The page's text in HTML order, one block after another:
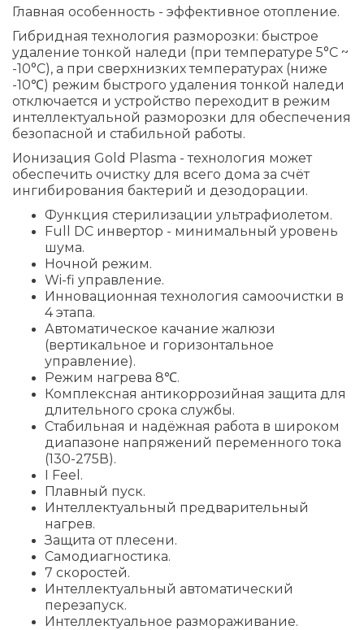
Главная особенность - эффективное отопление.
Гибридная технология разморозки: быстрое
удаление тонкой наледи (при температуре 5°C ~
-10°C), а при сверхнизких температурах (ниже
-10℃) режим быстрого удаления тонкой наледи
отключается и устройство переходит в режим
интеллектуальной разморозки для обеспечения
безопасной и стабильной работы.
Ионизация Gold Plasma - технология может
обеспечить очистку для всего дома за счёт
ингибирования бактерий и дезодорации.
Функция стерилизации ультрафиолетом.
Full DC инвертор - минимальный уровень
шума.
Ночной режим.
Wi-fi управление.
Инновационная технология самоочистки в
4 этапа.
Автоматическое качание жалюзи
(вертикальное и горизонтальное
управление).
Режим нагрева 8℃.
Комплексная антикоррозийная защита для
длительного срока службы.
Стабильная и надёжная работа в широком
диапазоне напряжений переменного тока
(130-275В).
I Feel.
Плавный пуск.
Интеллектуальный предварительный
нагрев.
Защита от плесени.
Самодиагностика.
7 скоростей.
Интеллектуальный автоматический
перезапуск.
Интеллектуальное размораживание.